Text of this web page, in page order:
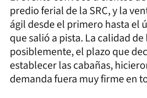
predio ferial de la SRC, y la
ágil desde el primero hasta el
que salió a pista. La calidad
posiblemente, el plazo que
establecer las cabañas,
demanda fuera muy firme en